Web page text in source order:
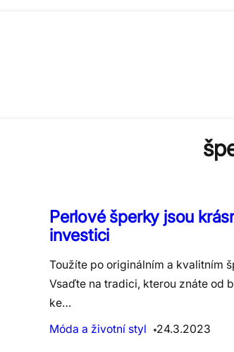
Perlové šperky jsou
investici
Toužíte po originálním a kvalitním
Vsaďte na tradici, kterou znáte od
ke…
Móda a životní styl
24.3.2023